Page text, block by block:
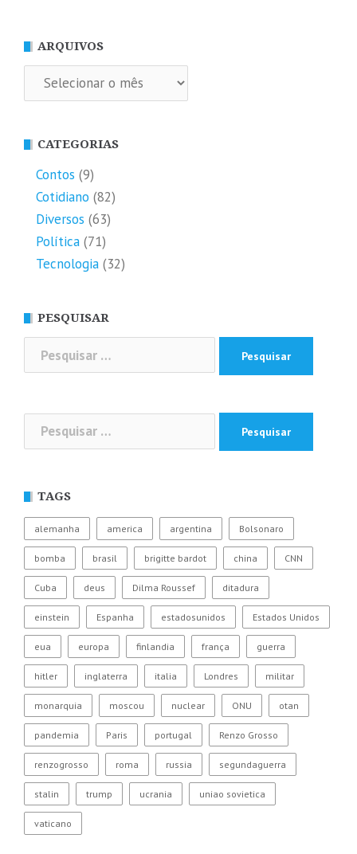
ARQUIVOS
Arquivos
CATEGORIAS
Contos (9)
Cotidiano (82)
Diversos (63)
Política (71)
Tecnologia (32)
PESQUISAR
por:
Pesquisar
por:
TAGS
alemanha america argentina Bolsonaro
bomba brasil brigitte bardot china CNN
Cuba deus Dilma Roussef ditadura
einstein Espanha estadosunidos Estados Unidos
eua europa finlandia frança guerra
hitler inglaterra italia Londres militar
monarquia moscou nuclear ONU otan
pandemia Paris portugal Renzo Grosso
renzogrosso roma russia segundaguerra
stalin trump ucrania uniao sovietica
vaticano